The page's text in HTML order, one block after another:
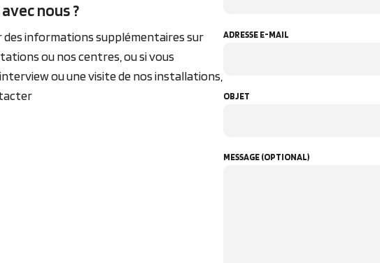
nous ?
des informations supplémentaires sur
ou nos centres, ou si vous
ou une visite de nos installations,
ADRESSE E-MAIL
OBJET
MESSAGE (OPTIONAL)